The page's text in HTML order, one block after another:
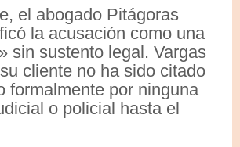
el abogado Pitágoras
la acusación como una
sin sustento legal. Vargas
cliente no ha sido citado
formalmente por ninguna
o policial hasta el